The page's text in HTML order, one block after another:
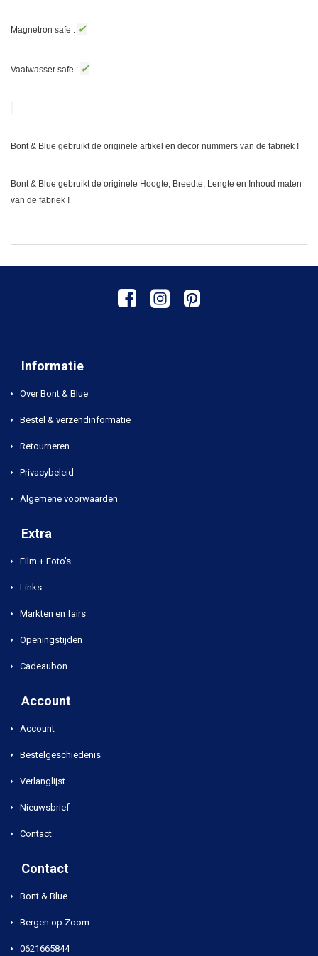
Magnetron safe : ✓
Vaatwasser safe : ✓
Bont & Blue gebruikt de originele artikel en decor nummers van de fabriek !
Bont & Blue gebruikt de originele Hoogte, Breedte, Lengte en Inhoud maten
van de fabriek !
Informatie
Over Bont & Blue
Bestel & verzendinformatie
Retourneren
Privacybeleid
Algemene voorwaarden
Extra
Film + Foto's
Links
Markten en fairs
Openingstijden
Cadeaubon
Account
Account
Bestelgeschiedenis
Verlanglijst
Nieuwsbrief
Contact
Contact
Bont & Blue
Bergen op Zoom
0621665844